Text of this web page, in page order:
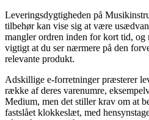
Leveringsdygtigheden på
tilbehør kan vise sig at være
mangler ordren inden for kort tid, og
vigtigt at du ser nærmere på den
relevante produkt.
Adskillige e-forretninger præsterer
række af deres varenumre,
Medium, men det stiller krav om at
fastslået klokkeslæt, med